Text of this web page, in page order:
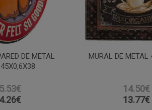
DE METAL
€
MURAL DE METAL
14.50€
13.77€